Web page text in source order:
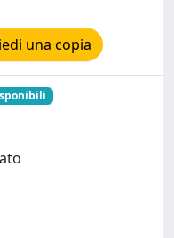
una copia